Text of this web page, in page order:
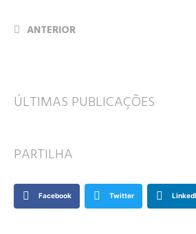
ANTERIOR
ÚLTIMAS PUBLICAÇÕES
PARTILHA
Facebook Twitter